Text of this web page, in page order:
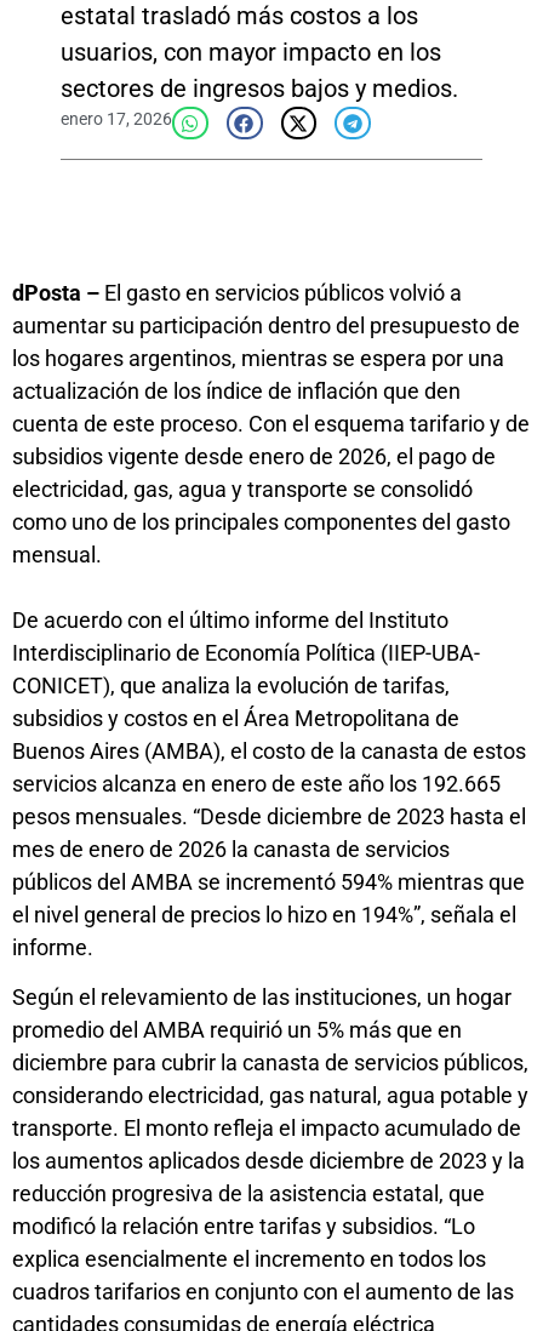
estatal trasladó más costos a los
usuarios, con mayor impacto en los
sectores de ingresos bajos y medios.
enero 17, 2026
dPosta – El gasto en servicios públicos volvió a
aumentar su participación dentro del presupuesto de
los hogares argentinos, mientras se espera por una
actualización de los índice de inflación que den
cuenta de este proceso. Con el esquema tarifario y de
subsidios vigente desde enero de 2026, el pago de
electricidad, gas, agua y transporte se consolidó
como uno de los principales componentes del gasto
mensual.
De acuerdo con el último informe del Instituto
Interdisciplinario de Economía Política (IIEP-UBA-
CONICET), que analiza la evolución de tarifas,
subsidios y costos en el Área Metropolitana de
Buenos Aires (AMBA), el costo de la canasta de estos
servicios alcanza en enero de este año los 192.665
pesos mensuales. “Desde diciembre de 2023 hasta el
mes de enero de 2026 la canasta de servicios
públicos del AMBA se incrementó 594% mientras que
el nivel general de precios lo hizo en 194%”, señala el
informe.
Según el relevamiento de las instituciones, un hogar
promedio del AMBA requirió un 5% más que en
diciembre para cubrir la canasta de servicios públicos,
considerando electricidad, gas natural, agua potable y
transporte. El monto refleja el impacto acumulado de
los aumentos aplicados desde diciembre de 2023 y la
reducción progresiva de la asistencia estatal, que
modificó la relación entre tarifas y subsidios. “Lo
explica esencialmente el incremento en todos los
cuadros tarifarios en conjunto con el aumento de las
cantidades consumidas de energía eléctrica